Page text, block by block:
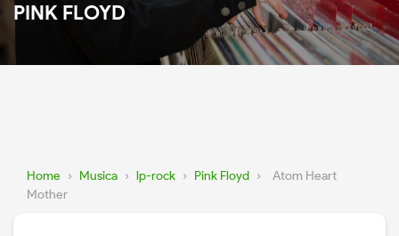
PINK FLOYD
Home › Musica › lp-rock › Pink Floyd ›
Atom Heart
Mother